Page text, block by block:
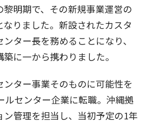
黎明期で、その新規事業運営の
なりました。新設されたカスタ
ター長を務めることになり、
に一から携わりました。
ンター事業そのものに可能性を
ルセンター企業に転職。沖縄拠
ン管理を担当し、当初予定の1年